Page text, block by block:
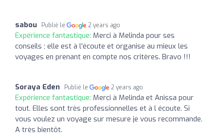
sabou Publié le 2 years ago
Expérience fantastique: Merci à Melinda pour ses
conseils ; elle est à l'écoute et organise au mieux les
voyages en prenant en compte nos critères. Bravo !!!
Soraya Eden Publié le 2 years ago
Expérience fantastique: Merci à Melinda et Anissa pour
tout. Elles sont très professionnelles et à l écoute. Si
vous voulez un voyage sur mesure je vous recommande.
A très bientôt.